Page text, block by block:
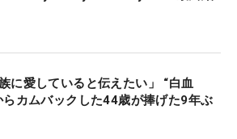
が激しかったグリーンを自分なり
重要な場面でしっかり決めるこ
す」と話した。
リーの優勝ギア】
族に愛していると伝えたい」 “白血
らカムバックした44歳が捧げた9年ぶ